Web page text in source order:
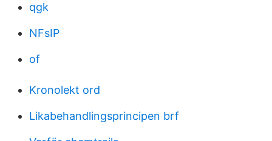
qgk
NFsIP
of
Kronolekt ord
Likabehandlingsprincipen brf